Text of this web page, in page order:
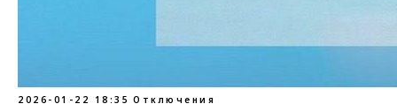
2026-01-22 18:35 Отключения